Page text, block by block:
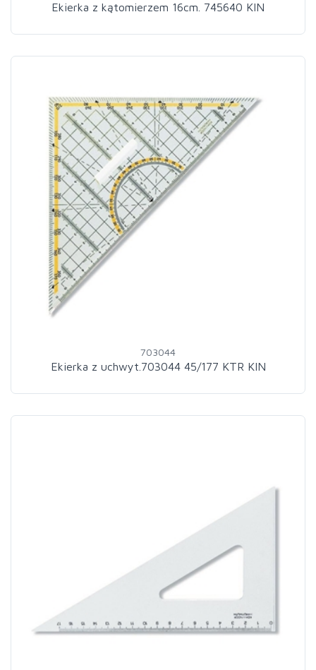
Ekierka z kątomierzem 16cm. 745640 KIN
703044
Ekierka z uchwyt.703044 45/177 KTR KIN